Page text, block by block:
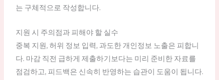
는 구체적으로 작성합니다.
지원 시 주의점과 피해야 할 실수
중복 지원, 허위 정보 입력, 과도한 개인정보 노출은 피합니
다. 마감 직전 급하게 제출하기보다는 미리 준비한 자료를
점검하고, 피드백은 신속히 반영하는 습관이 도움이 됩니다.